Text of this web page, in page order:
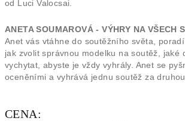
od Luci Valocsai.
ANETA SOUMAROVÁ - VÝHRY NA VŠECH
Anet vás vtáhne do soutěžního světa,
jak zvolit správnou modelku na soutěž, jaké
vychytat, abyste je vždy vyhrály. Anet se
oceněními a vyhrává jednu soutěž za
CENA: